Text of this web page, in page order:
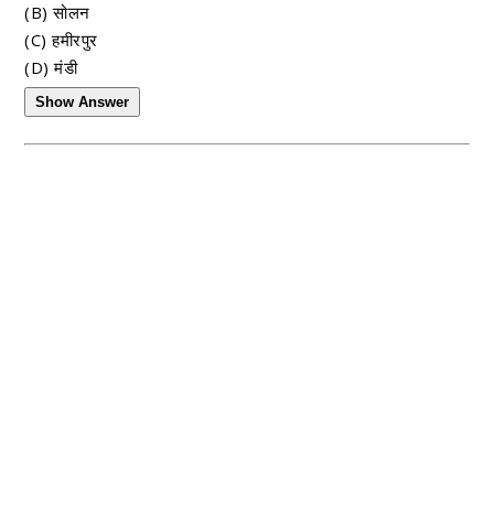
(B) सोलन
(C) हमीरपुर
(D) मंडी
Show Answer